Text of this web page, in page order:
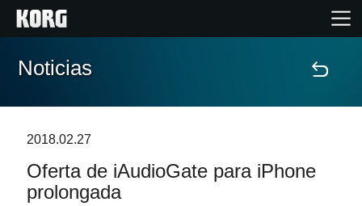
Inicio
Características
Noticias
2018.02.27
Oferta de iAudioGate para iPhone
prolongada